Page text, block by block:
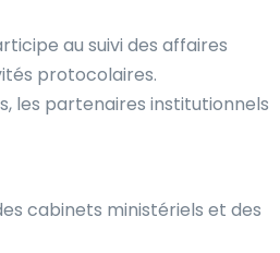
au suivi des affaires
protocolaires.
les partenaires institutionnels
cabinets ministériels et des